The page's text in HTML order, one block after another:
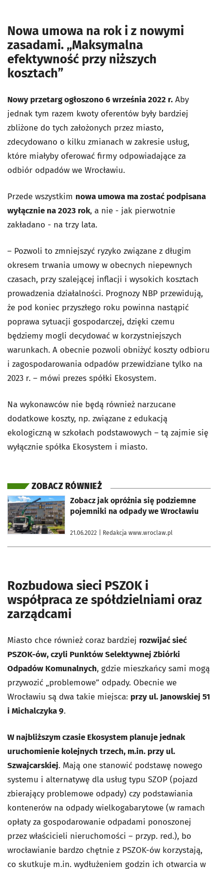
Nowa umowa na rok i z nowymi
zasadami. „Maksymalna
efektywność przy niższych
kosztach”
Nowy przetarg ogłoszono 6 września 2022 r. Aby
jednak tym razem kwoty oferentów były bardziej
zbliżone do tych założonych przez miasto,
zdecydowano o kilku zmianach w zakresie usług,
które miałyby oferować firmy odpowiadające za
odbiór odpadów we Wrocławiu.
Przede wszystkim nowa umowa ma zostać podpisana
wyłącznie na 2023 rok, a nie - jak pierwotnie
zakładano - na trzy lata.
– Pozwoli to zmniejszyć ryzyko związane z długim
okresem trwania umowy w obecnych niepewnych
czasach, przy szalejącej inflacji i wysokich kosztach
prowadzenia działalności. Prognozy NBP przewidują,
że pod koniec przyszłego roku powinna nastąpić
poprawa sytuacji gospodarczej, dzięki czemu
będziemy mogli decydować w korzystniejszych
warunkach. A obecnie pozwoli obniżyć koszty odbioru
i zagospodarowania odpadów przewidziane tylko na
2023 r. – mówi prezes spółki Ekosystem.
Na wykonawców nie będą również narzucane
dodatkowe koszty, np. związane z edukacją
ekologiczną w szkołach podstawowych – tą zajmie się
wyłącznie spółka Ekosystem i miasto.
ZOBACZ RÓWNIEŻ
Zobacz jak opróżnia się podziemne
pojemniki na odpady we Wrocławiu
21.06.2022 | Redakcja www.wroclaw.pl
otworzy się w nowej karcie
Rozbudowa sieci PSZOK i
współpraca ze spółdzielniami oraz
zarządcami
Miasto chce również coraz bardziej rozwijać sieć
PSZOK-ów, czyli Punktów Selektywnej Zbiórki
Odpadów Komunalnych, gdzie mieszkańcy sami mogą
przywozić „problemowe” odpady. Obecnie we
Wrocławiu są dwa takie miejsca: przy ul. Janowskiej 51
i Michalczyka 9.
W najbliższym czasie Ekosystem planuje jednak
uruchomienie kolejnych trzech, m.in. przy ul.
Szwajcarskiej. Mają one stanowić podstawę nowego
systemu i alternatywę dla usług typu SZOP (pojazd
zbierający problemowe odpady) czy podstawiania
kontenerów na odpady wielkogabarytowe (w ramach
opłaty za gospodarowanie odpadami ponoszonej
przez właścicieli nieruchomości – przyp. red.), bo
wrocławianie bardzo chętnie z PSZOK-ów korzystają,
co skutkuje m.in. wydłużeniem godzin ich otwarcia w